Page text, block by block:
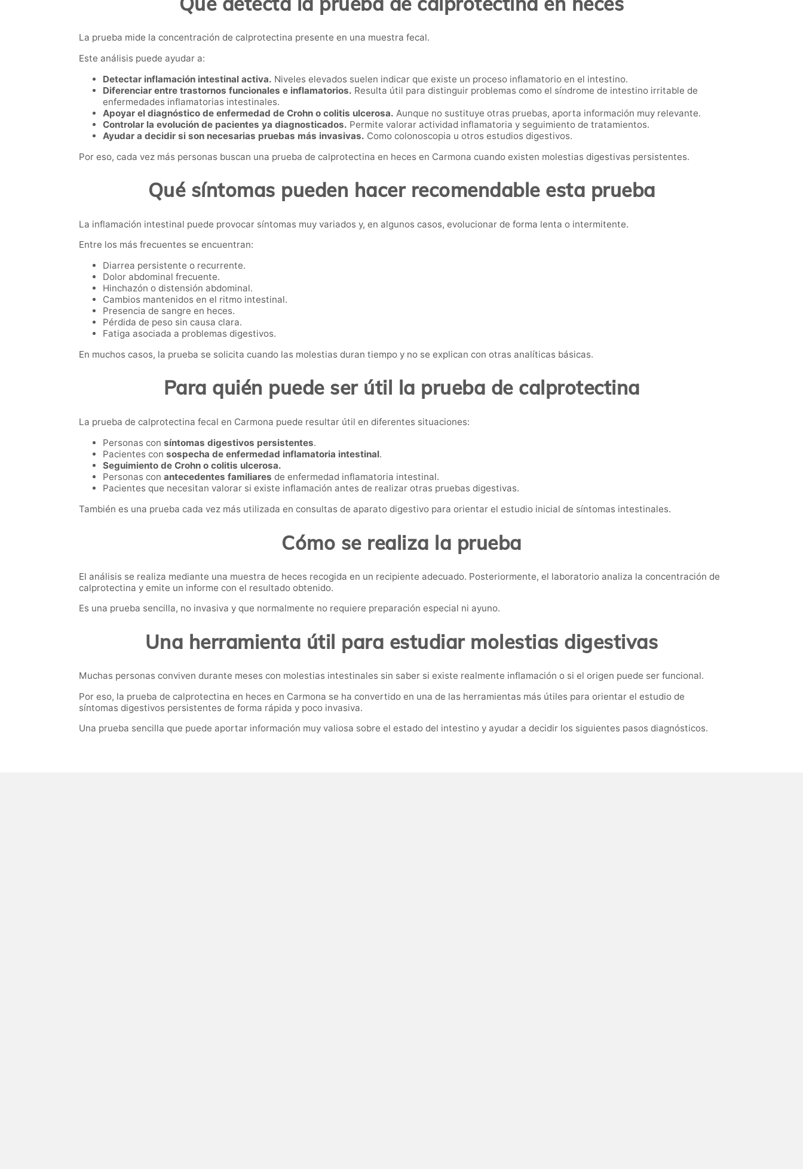
La prueba mide la concentración de calprotectina presente en una muestra fecal.
Este análisis puede ayudar a:
Detectar inflamación intestinal activa. Niveles elevados suelen indicar que existe un proceso inflamatorio en el intestino.
Diferenciar entre trastornos funcionales e inflamatorios. Resulta útil para distinguir problemas como el síndrome de intestino irritable de
enfermedades inflamatorias intestinales.
Apoyar el diagnóstico de enfermedad de Crohn o colitis ulcerosa. Aunque no sustituye otras pruebas, aporta información muy relevante.
Controlar la evolución de pacientes ya diagnosticados. Permite valorar actividad inflamatoria y seguimiento de tratamientos.
Ayudar a decidir si son necesarias pruebas más invasivas. Como colonoscopia u otros estudios digestivos.
Por eso, cada vez más personas buscan una prueba de calprotectina en heces en Carmona cuando existen molestias digestivas persistentes.
Qué síntomas pueden hacer recomendable esta prueba
La inflamación intestinal puede provocar síntomas muy variados y, en algunos casos, evolucionar de forma lenta o intermitente.
Entre los más frecuentes se encuentran:
Diarrea persistente o recurrente.
Dolor abdominal frecuente.
Hinchazón o distensión abdominal.
Cambios mantenidos en el ritmo intestinal.
Presencia de sangre en heces.
Pérdida de peso sin causa clara.
Fatiga asociada a problemas digestivos.
En muchos casos, la prueba se solicita cuando las molestias duran tiempo y no se explican con otras analíticas básicas.
Para quién puede ser útil la prueba de calprotectina
La prueba de calprotectina fecal en Carmona puede resultar útil en diferentes situaciones:
Personas con síntomas digestivos persistentes.
Pacientes con sospecha de enfermedad inflamatoria intestinal.
Seguimiento de Crohn o colitis ulcerosa.
Personas con antecedentes familiares de enfermedad inflamatoria intestinal.
Pacientes que necesitan valorar si existe inflamación antes de realizar otras pruebas digestivas.
También es una prueba cada vez más utilizada en consultas de aparato digestivo para orientar el estudio inicial de síntomas intestinales.
Cómo se realiza la prueba
El análisis se realiza mediante una muestra de heces recogida en un recipiente adecuado. Posteriormente, el laboratorio analiza la concentración de
calprotectina y emite un informe con el resultado obtenido.
Es una prueba sencilla, no invasiva y que normalmente no requiere preparación especial ni ayuno.
Una herramienta útil para estudiar molestias digestivas
Muchas personas conviven durante meses con molestias intestinales sin saber si existe realmente inflamación o si el origen puede ser funcional.
Por eso, la prueba de calprotectina en heces en Carmona se ha convertido en una de las herramientas más útiles para orientar el estudio de
síntomas digestivos persistentes de forma rápida y poco invasiva.
Una prueba sencilla que puede aportar información muy valiosa sobre el estado del intestino y ayudar a decidir los siguientes pasos diagnósticos.